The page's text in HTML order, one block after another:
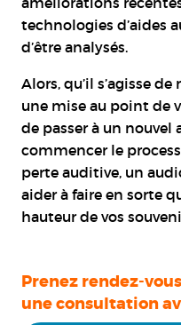
technologies d’aides
d’être analysés.
Alors, qu’il s’agisse
une mise au point de
de passer à un
commencer le
perte auditive, un
aider à faire en sorte
hauteur de vos
Prenez rendez-
une consultation